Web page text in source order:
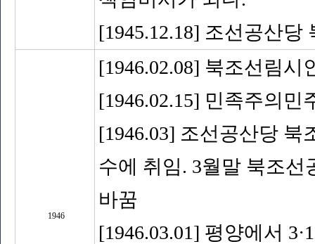
[1945.12.18] 조선공산
1946
[1946.02.08] 북조선림시
[1946.02.15] 민족주의
[1946.03] 조선공산당
수에 취임. 3월말 북조
바꿈
[1946.03.01] 평양에서